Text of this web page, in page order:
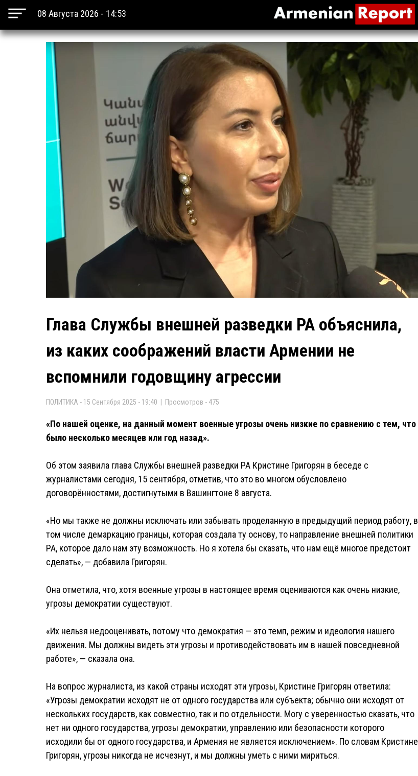
08 Августа 2026 - 14:53
Глава Службы внешней разведки РА объяснила,
из каких соображений власти Армении не
вспомнили годовщину агрессии
ПОЛИТИКА - 15 Сентября 2025 - 19:40 | Просмотров - 475
«По нашей оценке, на данный момент военные угрозы очень низкие по сравнению с тем, что
было несколько месяцев или год назад».
Об этом заявила глава Службы внешней разведки РА Кристине Григорян в беседе с
журналистами сегодня, 15 сентября, отметив, что это во многом обусловлено
договорённостями, достигнутыми в Вашингтоне 8 августа.
«Но мы также не должны исключать или забывать проделанную в предыдущий период работу, в
том числе демаркацию границы, которая создала ту основу, то направление внешней политики
РА, которое дало нам эту возможность. Но я хотела бы сказать, что нам ещё многое предстоит
сделать», — добавила Григорян.
Она отметила, что, хотя военные угрозы в настоящее время оцениваются как очень низкие,
угрозы демократии существуют.
«Их нельзя недооценивать, потому что демократия — это темп, режим и идеология нашего
движения. Мы должны видеть эти угрозы и противодействовать им в нашей повседневной
работе», — сказала она.
На вопрос журналиста, из какой страны исходят эти угрозы, Кристине Григорян ответила:
«Угрозы демократии исходят не от одного государства или субъекта; обычно они исходят от
нескольких государств, как совместно, так и по отдельности. Могу с уверенностью сказать, что
нет ни одного государства, угрозы демократии, управлению или безопасности которого
исходили бы от одного государства, и Армения не является исключением». По словам Кристине
Григорян, угрозы никогда не исчезнут, и мы должны уметь с ними мириться.